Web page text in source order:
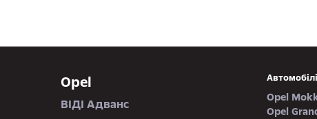
Opel
ВІДІ Адванс
Автомобілі
Opel
Opel